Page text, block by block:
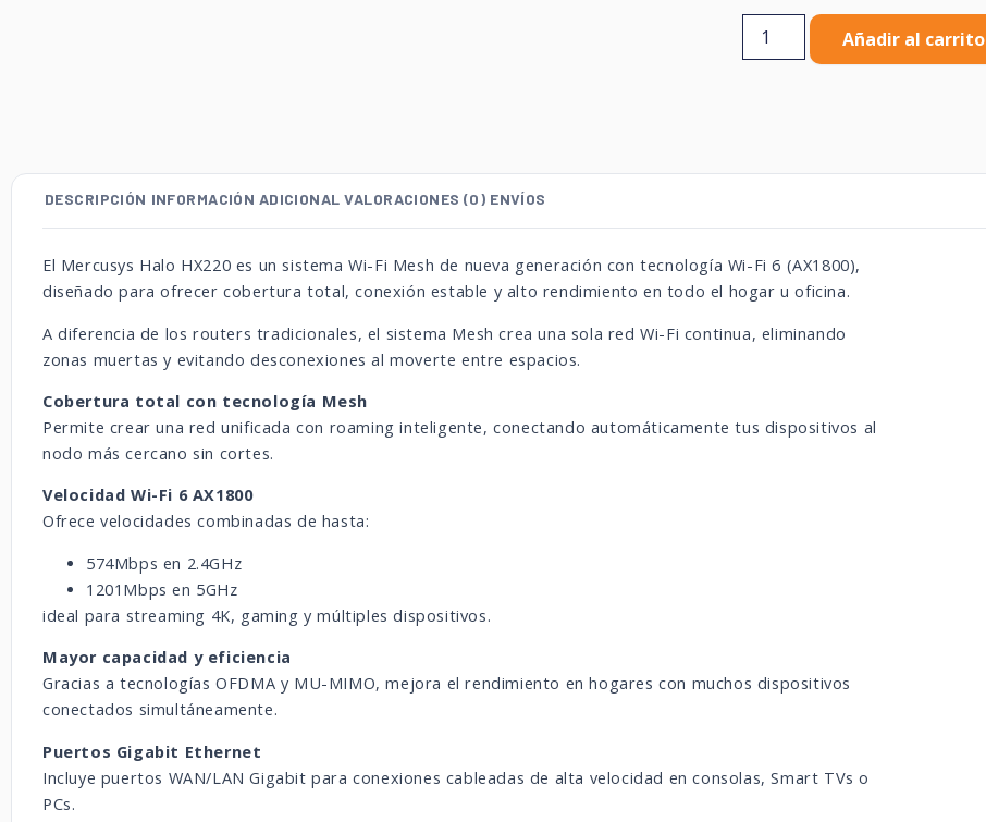
Añadir al carrito
DESCRIPCIÓN INFORMACIÓN ADICIONAL VALORACIONES (0) ENVÍOS
El Mercusys Halo HX220 es un sistema Wi-Fi Mesh de nueva generación con tecnología Wi-Fi 6 (AX1800),
diseñado para ofrecer cobertura total, conexión estable y alto rendimiento en todo el hogar u oficina.
A diferencia de los routers tradicionales, el sistema Mesh crea una sola red Wi-Fi continua, eliminando
zonas muertas y evitando desconexiones al moverte entre espacios.
Cobertura total con tecnología Mesh
Permite crear una red unificada con roaming inteligente, conectando automáticamente tus dispositivos al
nodo más cercano sin cortes.
Velocidad Wi-Fi 6 AX1800
Ofrece velocidades combinadas de hasta:
574Mbps en 2.4GHz
1201Mbps en 5GHz
ideal para streaming 4K, gaming y múltiples dispositivos.
Mayor capacidad y eficiencia
Gracias a tecnologías OFDMA y MU-MIMO, mejora el rendimiento en hogares con muchos dispositivos
conectados simultáneamente.
Puertos Gigabit Ethernet
Incluye puertos WAN/LAN Gigabit para conexiones cableadas de alta velocidad en consolas, Smart TVs o
PCs.